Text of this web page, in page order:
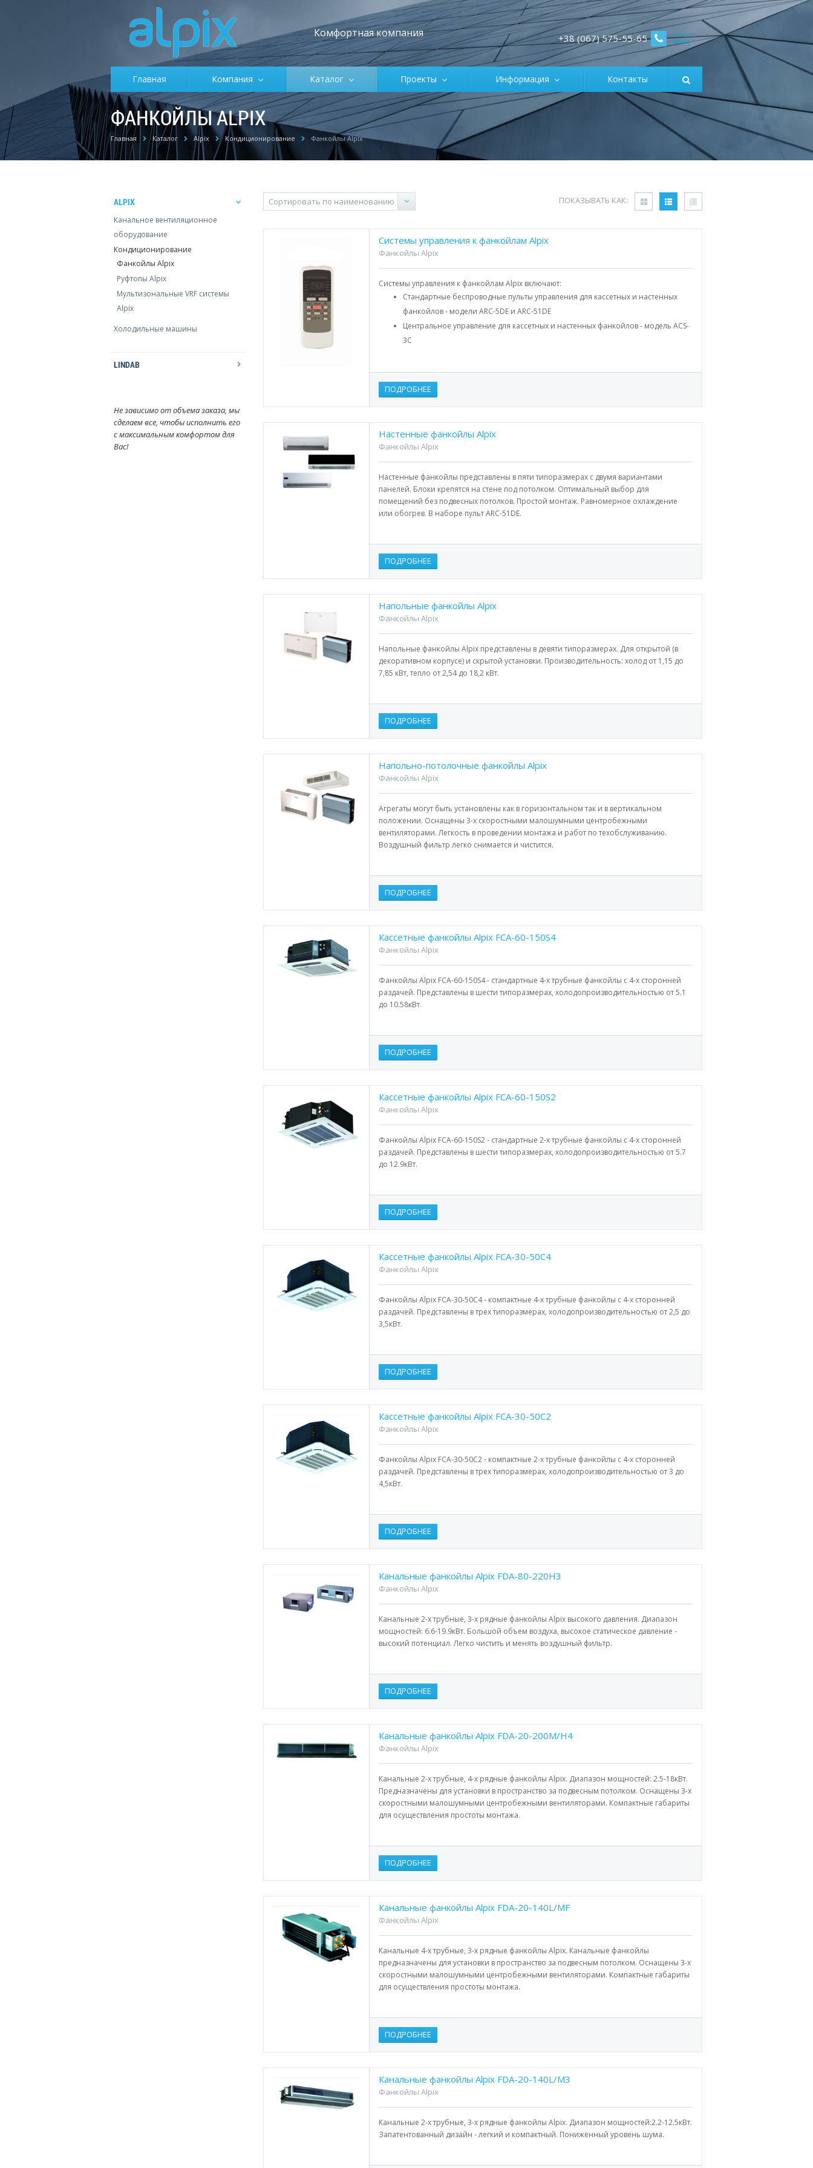
Комфортная компания Заказать
звонок
+38 (067) 575-55-65
Главная Компания Каталог Проекты Информация Контакты
ФАНКОЙЛЫ ALPIX
Главная Каталог Alpix Кондиционирование Фанкойлы Alpix
ALPIX
Канальное вентиляционное
оборудование
Кондиционирование
Фанкойлы Alpix
Руфтопы Alpix
Мультизональные VRF системы
Alpix
Холодильные машины
LINDAB
Не зависимо от объема заказа, мы
сделаем все, чтобы исполнить его
с максимальным комфортом для
Вас!
ПОКАЗЫВАТЬ КАК:
Системы управления к фанкойлам Alpix
Фанкойлы Alpix
Системы управления к фанкойлам Alpix включают:
Стандартные беспроводные пульты управления для кассетных и настенных
фанкойлов - модели ARC-5DЕ и ARC-51DЕ
Центральное управление для кассетных и настенных фанкойлов - модель ACS-
3C
ПОДРОБНЕЕ
Настенные фанкойлы Alpix
Фанкойлы Alpix
Настенные фанкойлы представлены в пяти типоразмерах с двумя вариантами
панелей. Блоки крепятся на стене под потолком. Оптимальный выбор для
помещений без подвесных потолков. Простой монтаж. Равномерное охлаждение
или обогрев. В наборе пульт ARC-51DE.
ПОДРОБНЕЕ
Напольные фанкойлы Alpix
Фанкойлы Alpix
Напольные фанкойлы Alpix представлены в девяти типоразмерах. Для открытой (в
декоративном корпусе) и скрытой установки. Производительность: холод от 1,15 до
7,85 кВт, тепло от 2,54 до 18,2 кВт.
ПОДРОБНЕЕ
Напольно-потолочные фанкойлы Alpix
Фанкойлы Alpix
Агрегаты могут быть установлены как в горизонтальном так и в вертикальном
положении. Оснащены 3-х скоростными малошумными центробежными
вентиляторами. Легкость в проведении монтажа и работ по техобслуживанию.
Воздушный фильтр легко снимается и чистится.
ПОДРОБНЕЕ
Кассетные фанкойлы Alpix FCA-60-150S4
Фанкойлы Alpix
Фанкойлы Alpix FCA-60-150S4 - стандартные 4-х трубные фанкойлы с 4-х сторонней
раздачей. Представлены в шести типоразмерах, холодопроизводительностью от 5.1
до 10.58кВт.
ПОДРОБНЕЕ
Кассетные фанкойлы Alpix FCA-60-150S2
Фанкойлы Alpix
Фанкойлы Alpix FCA-60-150S2 - стандартные 2-х трубные фанкойлы с 4-х сторонней
раздачей. Представлены в шести типоразмерах, холодопроизводительностью от 5.7
до 12.9кВт.
ПОДРОБНЕЕ
Кассетные фанкойлы Alpix FCA-30-50C4
Фанкойлы Alpix
Фанкойлы Alpix FCA-30-50C4 - компактные 4-х трубные фанкойлы с 4-х сторонней
раздачей. Представлены в трех типоразмерах, холодопроизводительностью от 2,5 до
3,5кВт.
ПОДРОБНЕЕ
Кассетные фанкойлы Alpix FCA-30-50C2
Фанкойлы Alpix
Фанкойлы Alpix FCA-30-50C2 - компактные 2-х трубные фанкойлы с 4-х сторонней
раздачей. Представлены в трех типоразмерах, холодопроизводительностью от 3 до
4,5кВт.
ПОДРОБНЕЕ
Канальные фанкойлы Alpix FDA-80-220H3
Фанкойлы Alpix
Канальные 2-х трубные, 3-х рядные фанкойлы Alpix высокого давления. Диапазон
мощностей: 6.6-19.9кВт. Большой объем воздуха, высокое статическое давление -
высокий потенциал. Легко чистить и менять воздушный фильтр.
ПОДРОБНЕЕ
Канальные фанкойлы Alpix FDA-20-200M/H4
Фанкойлы Alpix
Канальные 2-х трубные, 4-х рядные фанкойлы Alpix. Диапазон мощностей: 2.5-18кВт.
Предназначены для установки в пространство за подвесным потолком. Оснащены 3-х
скоростными малошумными центробежными вентиляторами. Компактные габариты
для осуществления простоты монтажа.
ПОДРОБНЕЕ
Канальные фанкойлы Alpix FDA-20-140L/MF
Фанкойлы Alpix
Канальные 4-х трубные, 3-х рядные фанкойлы Alpix. Канальные фанкойлы
предназначены для установки в пространство за подвесным потолком. Оснащены 3-х
скоростными малошумными центробежными вентиляторами. Компактные габариты
для осуществления простоты монтажа.
ПОДРОБНЕЕ
Канальные фанкойлы Alpix FDA-20-140L/M3
Фанкойлы Alpix
Канальные 2-х трубные, 3-х рядные фанкойлы Alpix. Диапазон мощностей:2.2-12.5кВт.
Запатентованный дизайн - легкий и компактный. Пониженный уровень шума.